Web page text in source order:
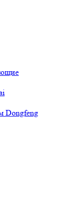
Dongfeng